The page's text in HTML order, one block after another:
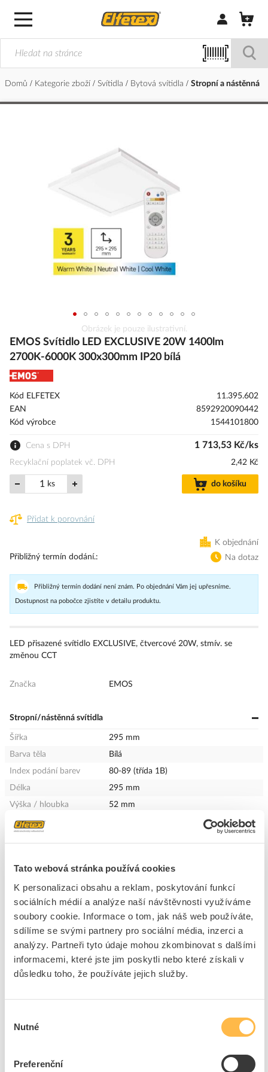
Tato webová stránka používá cookies
K personalizaci obsahu a reklam, poskytování funkcí
sociálních médií a analýze naší návštěvnosti využíváme
soubory cookie. Informace o tom, jak náš web používáte,
sdílíme se svými partnery pro sociální média, inzerci a
analýzy. Partneři tyto údaje mohou zkombinovat s dalšími
informacemi, které jste jim poskytli nebo které získali v
důsledku toho, že používáte jejich služby.
souhlasu
Nutné
Preferenční
Přihlásit/
Domů Kategorie zboží Svítidla Bytová svítidla Stropní a nástěnná
na
začátek
s
Obrázek je pouze ilustrativní.
EMOS Svítidlo LED EXCLUSIVE 20W 1400lm
2700K-6000K 300x300mm IP20 bílá
Kód ELFETEX
11.395.602
EAN
8592920090442
Kód výrobce
1544101800
Cena s DPH 1 713,53 Kč/ks
Recyklační poplatek vč. DPH 2,42 Kč
ks do košíku
Přidat k porovnání
K objednání
Přibližný termín dodání.
Na dotaz
Přibližný termín dodání není znám. Po objednání Vám jej upřesníme.
Dostupnost na pobočce zjistíte v detailu produktu.
LED přisazené svítidlo EXCLUSIVE, čtvercové 20W, stmív. se
změnou CCT
Značka EMOS
Stropní/nástěnná svítidla
Šířka
295 mm
Barva těla
Bílá
Index podání barev
80-89 (třída 1B)
Délka
295 mm
Výška / hloubka
52 mm
Materiál pouzdra
Jmenovité napětí od / do
220 - 240 V
Stupeň krytí (IP)
IP20
Se světelným zdrojem
Ano
Vyzařovací úhel (hodnota) Extremní širokozářič >80°
Teplota chromatičnosti
2700 - 6000 K
Systémový výkon
20 W
Efektivní světelný tok
1400 lm
teplotě podle IEC 62722-